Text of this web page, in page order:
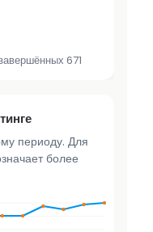
671
периоду. Для
более